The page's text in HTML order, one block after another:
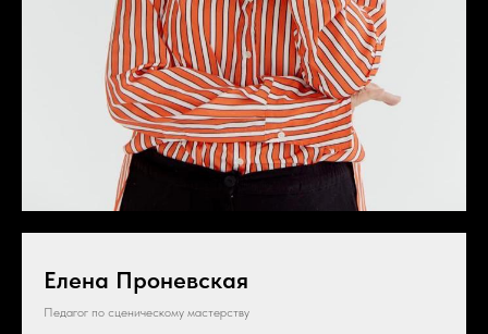
Елена Проневская
Педагог по сценическому мастерству